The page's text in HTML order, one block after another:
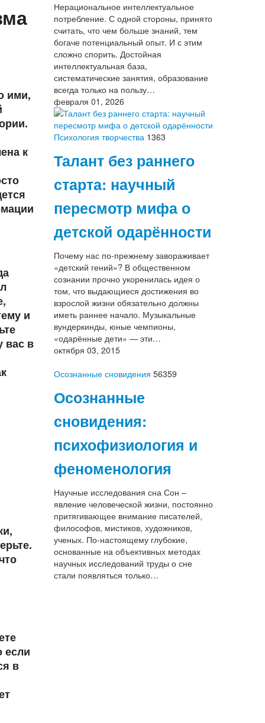
ими,
к
и
вас в
если
в
Нерациональное интеллектуальное
потребление. С одной стороны, принято
считать, что чем больше знаний, тем
богаче потенциальный опыт. И с этим
сложно спорить. Достойная
интеллектуальная база,
систематические занятия, образование
всегда только на пользу…
февраля 01, 2026
Психология творчества 1363
Талант без раннего
старта: научный
пересмотр мифа о
детской одарённости
Почему нас по-прежнему завораживает
«детский гений»? В общественном
сознании прочно укоренилась идея о
том, что выдающиеся достижения во
взрослой жизни обязательно должны
иметь раннее начало. Музыкальные
вундеркинды, юные чемпионы,
«одарённые дети» — эти…
октября 03, 2015
Осознанные сновидения 56359
Осознанные
сновидения:
психофизиология и
феноменология
Научные исследования сна Сон –
явление человеческой жизни, постоянно
притягивающее внимание писателей,
философов, мистиков, художников,
ученых. По-настоящему глубокие,
основанные на объективных методах
научных исследований труды о сне
стали появляться только…